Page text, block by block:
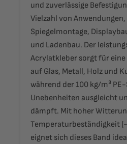
und zuverlässige
Vielzahl von
Spiegelmontage,
und Ladenbau. Der
Acrylatkleber sorgt für
auf Glas, Metall, Holz und
während der 100 kg/m³
Unebenheiten ausgleicht
dämpft. Mit hoher
Temperaturbeständigkeit (-
eignet sich dieses Band